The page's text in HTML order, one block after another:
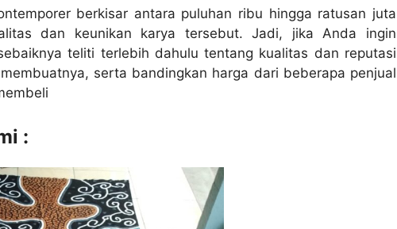
berkisar antara puluhan ribu hingga ratusan juta
dan keunikan karya tersebut. Jadi, jika Anda ingin
teliti terlebih dahulu tentang kualitas dan reputasi
serta bandingkan harga dari beberapa penjual
: